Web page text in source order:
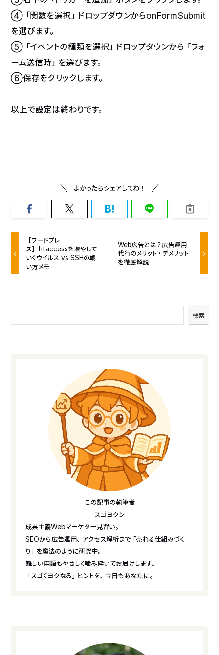
④「関数を選択」ドロップダウンからonFormSubmit
を選びます。
⑤「イベントの種類を選択」ドロップダウンから「フォ
ーム送信時」を選びます。
⑥保存をクリックします。
以上で設定は終わりです。
よかったらシェアしてね！
【ワードプレ
ス】.htaccessを増やして
いくウイルス vs SSHの戦
い方メモ
Web広告とは？広告運用
代行のメリット・デメリット
を徹底解説
検索
この記事の執筆者
スゴヨクン
成果主義Webマーケター見習い。
SEOから広告運用、アクセス解析まで「売れる仕組みづく
り」を魔法のように研究中。
難しい用語もやさしく噛み砕いてお届けします。
「スゴくヨクなる」ヒントを、今日もあなたに。